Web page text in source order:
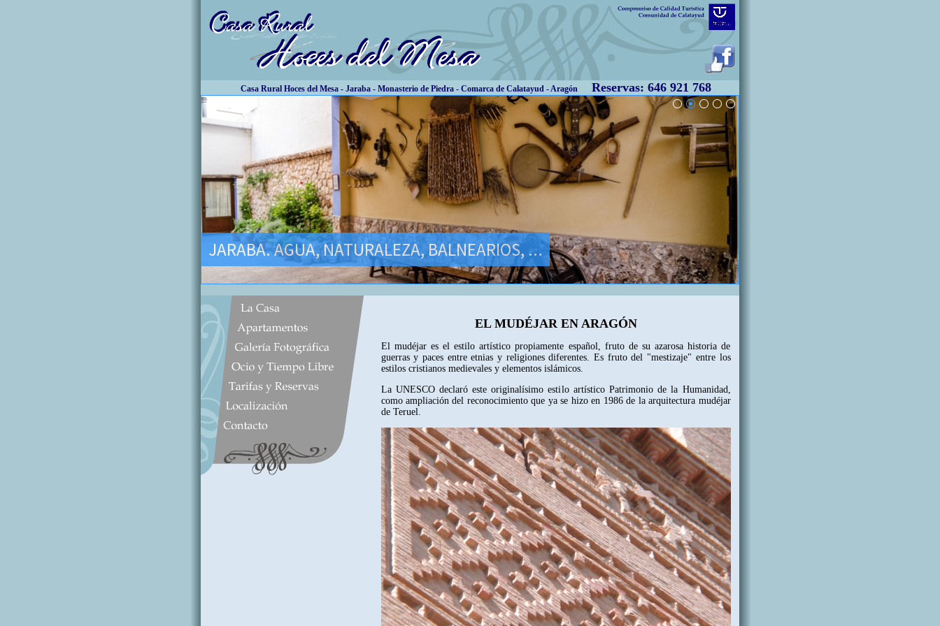
Casa Rural Hoces del Mesa - Jaraba - Monasterio de Piedra - Comarca de Calatayud - Aragón Reservas: 646 921 768
JARABA. AGUA, NATURALEZA, BALNEARIOS, ...
EL MUDÉJAR EN ARAGÓN
El mudéjar es el estilo artístico propiamente español, fruto de su azarosa historia de
guerras y paces entre etnias y religiones diferentes. Es fruto del "mestizaje" entre los
estilos cristianos medievales y elementos islámicos.
La UNESCO declaró este originalísimo estilo artístico Patrimonio de la Humanidad,
como ampliación del reconocimiento que ya se hizo en 1986 de la arquitectura mudéjar
de Teruel.